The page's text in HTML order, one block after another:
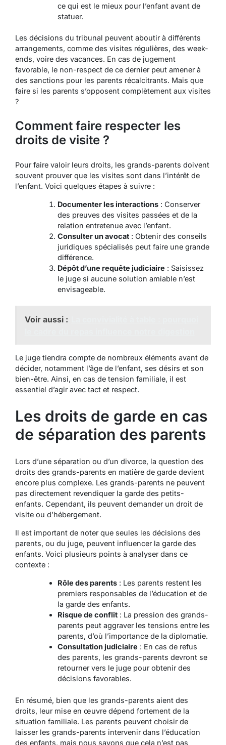
ce qui est le mieux pour l’enfant avant de
statuer.
Les décisions du tribunal peuvent aboutir à différents
arrangements, comme des visites régulières, des week-
ends, voire des vacances. En cas de jugement
favorable, le non-respect de ce dernier peut amener à
des sanctions pour les parents récalcitrants. Mais que
faire si les parents s’opposent complètement aux visites
?
Comment faire respecter les
droits de visite ?
Pour faire valoir leurs droits, les grands-parents doivent
souvent prouver que les visites sont dans l’intérêt de
l’enfant. Voici quelques étapes à suivre :
Documenter les interactions: Conserver
des preuves des visites passées et de la
relation entretenue avec l’enfant.
Consulter un avocat: Obtenir des conseils
juridiques spécialisés peut faire une grande
différence.
Dépôt d’une requête judiciaire : Saisissez
le juge si aucune solution amiable n’est
envisageable.
Voir aussi :
Le juge tiendra compte de nombreux éléments avant de
décider, notamment l’âge de l’enfant, ses désirs et son
bien-être. Ainsi, en cas de tension familiale, il est
essentiel d’agir avec tact et respect.
Les droits de garde en cas
de séparation des parents
Lors d’une séparation ou d’un divorce, la question des
droits des grands-parents en matière de garde devient
encore plus complexe. Les grands-parents ne peuvent
pas directement revendiquer la garde des petits-
enfants. Cependant, ils peuvent demander un droit de
visite ou d’hébergement.
Il est important de noter que seules les décisions des
parents, ou du juge, peuvent influencer la garde des
enfants. Voici plusieurs points à analyser dans ce
contexte :
Rôle des parents: Les parents restent les
premiers responsables de l’éducation et de
la garde des enfants.
Risque de conflit: La pression des grands-
parents peut aggraver les tensions entre les
parents, d’où l’importance de la diplomatie.
Consultation judiciaire : En cas de refus
des parents, les grands-parents devront se
retourner vers le juge pour obtenir des
décisions favorables.
En résumé, bien que les grands-parents aient des
droits, leur mise en œuvre dépend fortement de la
situation familiale. Les parents peuvent choisir de
laisser les grands-parents intervenir dans l’éducation
des enfants, mais nous savons que cela n’est pas